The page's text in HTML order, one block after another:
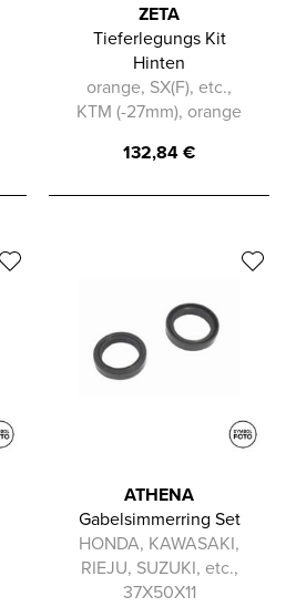
ZETA
Tieferlegungs Kit
Hinten
orange, SX(F), etc.,
KTM (-27mm), orange
132,84€
ATHENA
Gabelsimmerring Set
HONDA, KAWASAKI,
RIEJU, SUZUKI, etc.,
37X50X11